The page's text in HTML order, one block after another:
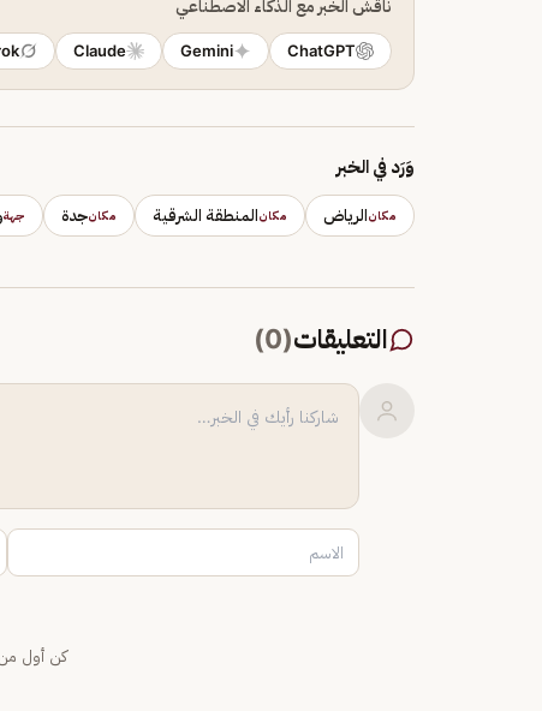
ناقش الخبر مع الذكاء الاصطناعي
ChatGPT
Gemini
Claude
وَرَد في الخبر
مكانالرياض مكانالمنطقة الشرقية مكانجدة جهة
التعليقات(
0
)
كن أول